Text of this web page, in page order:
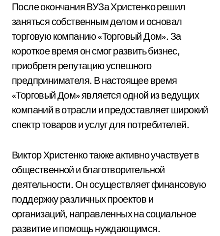
После окончания ВУЗа Христенко решил
заняться собственным делом и основал
торговую компанию «Торговый Дом». За
короткое время он смог развить бизнес,
приобретя репутацию успешного
предпринимателя. В настоящее время
«Торговый Дом» является одной из ведущих
компаний в отрасли и предоставляет широкий
спектр товаров и услуг для потребителей.
Виктор Христенко также активно участвует в
общественной и благотворительной
деятельности. Он осуществляет финансовую
поддержку различных проектов и
организаций, направленных на социальное
развитие и помощь нуждающимся.